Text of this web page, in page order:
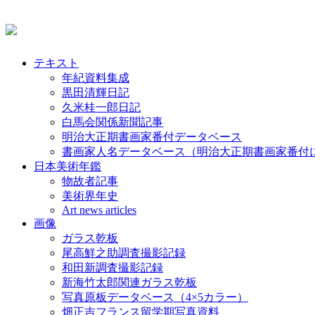
テキスト
年紀資料集成
黒田清輝日記
久米桂一郎日記
白馬会関係新聞記事
明治大正期書画家番付データベース
書画家人名データベース（明治大正期書画家番付
日本美術年鑑
物故者記事
美術界年史
Art news articles
画像
ガラス乾板
尾高鮮之助調査撮影記録
和田新調査撮影記録
新海竹太郎関連ガラス乾板
写真原板データベース（4×5カラー）
畑正吉フランス留学期写真資料